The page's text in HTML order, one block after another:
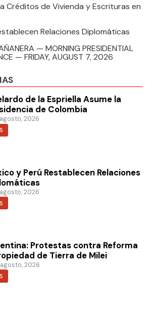
Créditos de Vivienda y Escrituras en
Relaciones Diplomáticas
— MORNING PRESIDENTIAL
— FRIDAY, AUGUST 7, 2026
de la Espriella Asume la
de Colombia
2026
y Perú Restablecen Relaciones
2026
Protestas contra Reforma
de Tierra de Milei
2026